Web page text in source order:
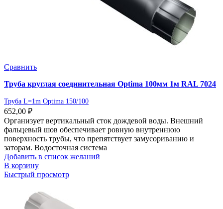
Сравнить
Труба круглая соединительная Optima 100мм 1м RAL 7024
Труба L=1m Optima 150/100
652,00 ₽
Организует вертикальный сток дождевой воды. Внешний
фальцевый шов обеспечивает ровную внутреннюю
поверхность трубы, что препятствует замусориванию и
заторам. Водосточная система
Добавить в список желаний
В корзину
Быстрый просмотр